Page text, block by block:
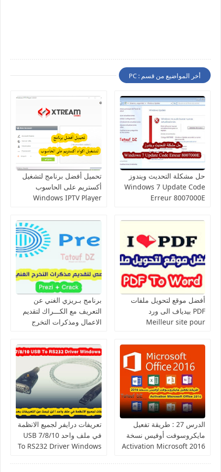
أخر المواضيع من قسم : PC
حل مشكلة التحديث ويندوز
Windows 7 Update Code
Erreur 8007000E
تحميل أفضل برنامج لتشغيل
أكستريم على الحاسوب
Windows IPTV Player
أفضل موقع لتحويل ملفات
PDF بيدياف الى ورد
Meilleur site pour
برنامج بـريزي الغني عن
التعريف مع الكـــراك لتقديم
الاعمال ومذكرات التخرج
présentation
الدرس 27 : طريقة تفعيل
مايكروسوفت أوفيس نسخة
2016 Activation Microsoft
تعريفات درايفر لجميع الانظمة
في ملف واحد 7/8/10 USB
To RS232 Driver Windows